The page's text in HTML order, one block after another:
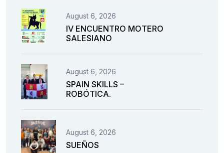
August 6, 2026
IV ENCUENTRO MOTERO
SALESIANO
August 6, 2026
SPAIN SKILLS –
ROBÓTICA.
August 6, 2026
SUEÑOS